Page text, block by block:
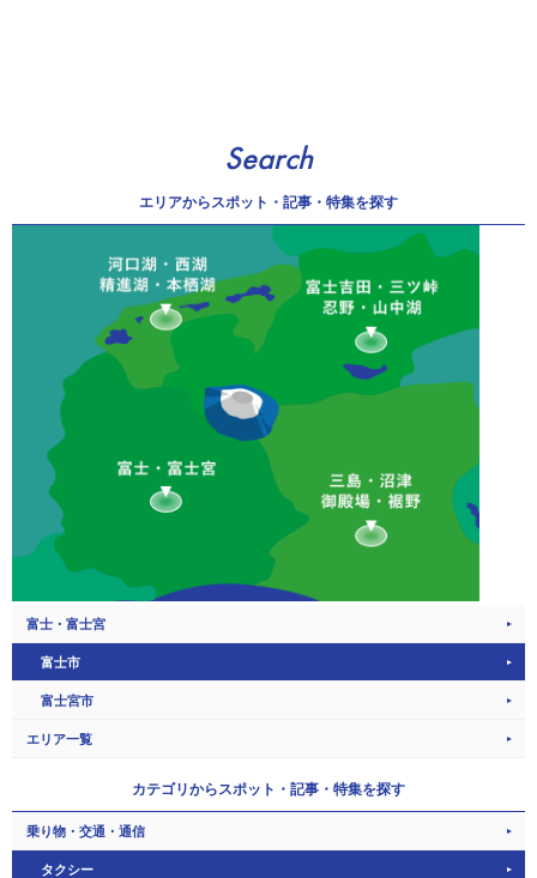
Search
エリアからスポット・記事・特集を探す
富士・富士宮
富士市
富士宮市
エリア一覧
カテゴリからスポット・記事・特集を探す
乗り物・交通・通信
タクシー